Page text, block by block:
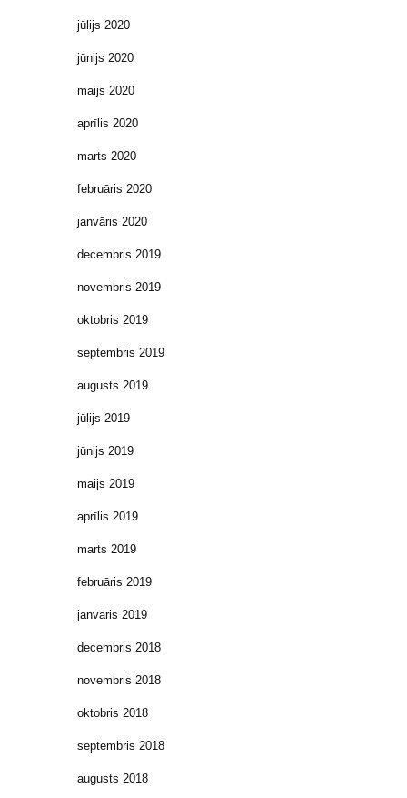
jūlijs 2020
jūnijs 2020
maijs 2020
aprīlis 2020
marts 2020
februāris 2020
janvāris 2020
decembris 2019
novembris 2019
oktobris 2019
septembris 2019
augusts 2019
jūlijs 2019
jūnijs 2019
maijs 2019
aprīlis 2019
marts 2019
februāris 2019
janvāris 2019
decembris 2018
novembris 2018
oktobris 2018
septembris 2018
augusts 2018